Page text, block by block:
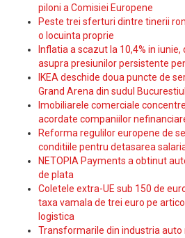
piloni a Comisiei Europene
Peste trei sferturi dintre tinerii
o locuinta proprie
Inflatia a scazut la 10,4% in
asupra presiunilor persistente
IKEA deschide doua puncte de
Grand Arena din sudul
Imobiliarele comerciale
acordate companiilor
Reforma regulilor europene de
conditiile pentru detasarea
NETOPIA Payments a obtinut
de plata
Coletele extra-UE sub 150 de
taxa vamala de trei euro pe
logistica
Transformarile din industria auto